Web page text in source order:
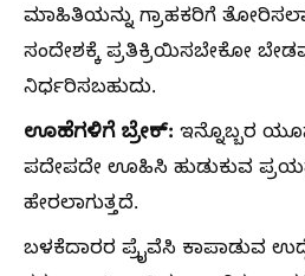
ಮಾಹಿತಿಯನ್ನು ಗ್ರಾಹಕರಿಗೆ
ಸಂದೇಶಕ್ಕೆ ಪ್ರತಿಕ್ರಿಯಿಸಬೇಕೋ
ನಿರ್ಧರಿಸಬಹುದು.
ಊಹೆಗಳಿಗೆ ಬ್ರೇಕ್: ಇನ್ನೊಬ್ಬರ
ಪದೇಪದೇ ಊಹಿಸಿ ಹುಡುಕುವ
ಹೇರಲಾಗುತ್ತದೆ.
​ಬಳಕೆದಾರರ ಪ್ರೈವೆಸಿ ಕಾಪಾಡುವ